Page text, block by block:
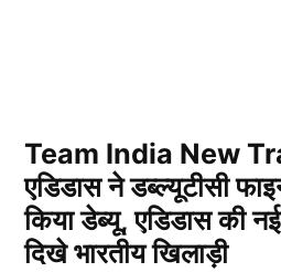
Team India New
एडिडास ने डब्ल्यूटीसी
किया डेब्यू, एडिडास की
दिखे भारतीय खिलाड़ी